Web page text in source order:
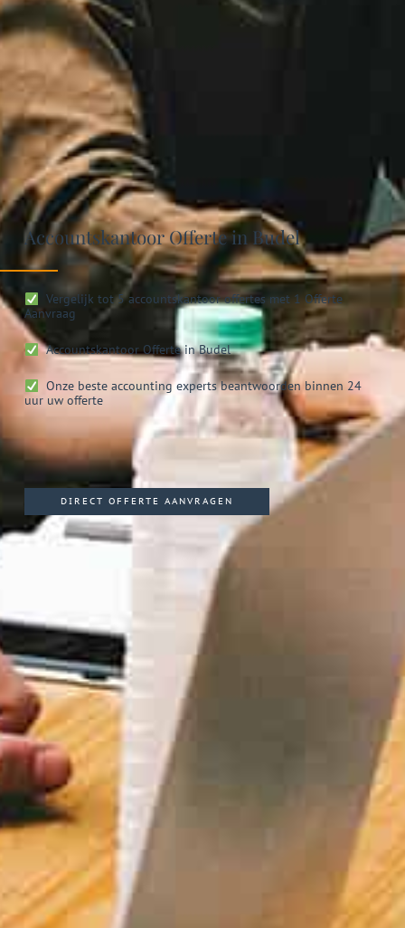
Accountskantoor Offerte in Budel
Vergelijk tot 5 accountskantoor offertes met 1 Offerte
Aanvraag
AccountskantoorOfferte in Budel
Onze beste accounting experts beantwoorden binnen 24
uur uw offerte
DIRECT OFFERTE AANVRAGEN